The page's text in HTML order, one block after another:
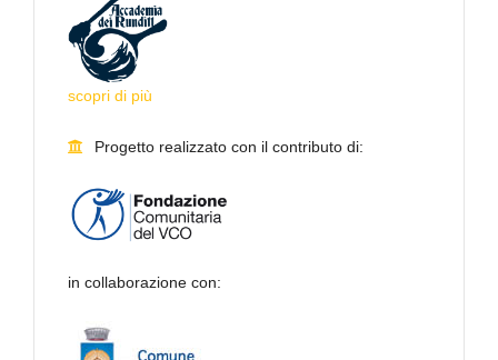
scopri di più
Progetto realizzato con il contributo di:
in collaborazione con: